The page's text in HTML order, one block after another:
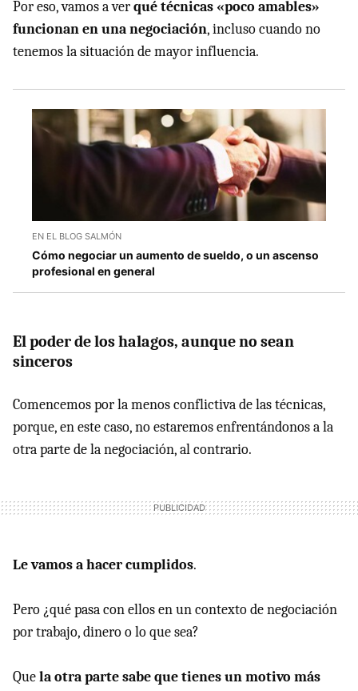
Por eso, vamos a verqué técnicas «poco amables»
funcionan en una negociación, incluso cuando no
tenemos la situación de mayor influencia.
EN EL BLOG SALMÓN
Cómo negociar un aumento de sueldo, o un ascenso
profesional en general
El poder de los halagos, aunque no sean
sinceros
Comencemos por la menos conflictiva de las técnicas,
porque, en este caso, no estaremos enfrentándonos a la
otra parte de la negociación, al contrario.
Le vamos a hacer cumplidos.
Pero ¿qué pasa con ellos en un contexto de negociación
por trabajo, dinero o lo que sea?
Quela otra parte sabe que tienes un motivo más